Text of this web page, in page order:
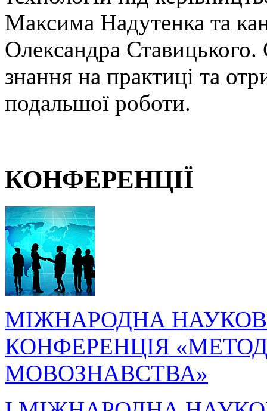
Максима Надутенка та
Олександра Ставицького.
знання на практиці та
подальшої роботи.
КОНФЕРЕНЦІЇ
МІЖНАРОДНА
КОНФЕРЕНЦІЯ
МОВОЗНАВСТВА»